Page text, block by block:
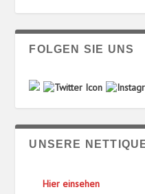
FOLGEN SIE UNS
UNSERE
Hier einsehen